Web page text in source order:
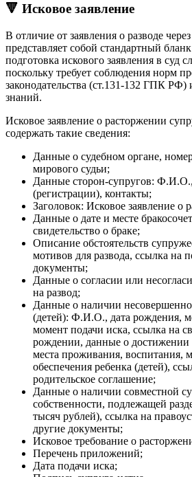
🔻 Исковое заявление
В отличие от заявления о разводе
представляет собой стандартный
подготовка искового заявления в суд
поскольку требует соблюдения норм
законодательства (ст.131-132 ГПК РФ)
знаний.
Исковое заявление о расторжении
содержать такие сведения:
Данные о судебном органе,
мирового судьи;
Данные сторон-супругов: Ф.И.О.,
(регистрации), контакты;
Заголовок: Исковое заявление о
Данные о дате и месте
свидетельство о браке;
Описание обстоятельств
мотивов для развода, ссылка на
документы;
Данные о согласии или
на развод;
Данные о наличии
(детей): Ф.И.О., дата рождения,
момент подачи иска, ссылка на
рождении, данные о достижении
места проживания, воспитания,
обеспечения ребенка (детей),
родительское соглашение;
Данные о наличии совместной
собственности, подлежащей
тысяч рублей), ссылка на
другие документы;
Исковое требование о
Перечень приложений;
Дата подачи иска;